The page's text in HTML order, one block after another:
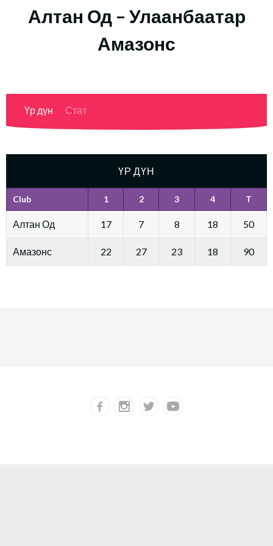
Алтан Од – Улаанбаатар
Амазонс
Үр дүн Стат
ҮР ДҮН
Club 1 2 3 4 T
Алтан Од 17 7 8 18 50
Амазонс 22 27 23 18 90